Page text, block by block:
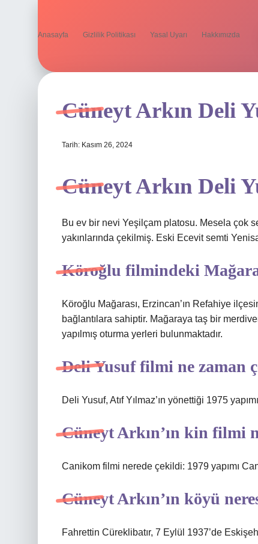
Anasayfa Gizlilik Politikası Yasal Uyarı Hakkımızda
Cüneyt Arkın Deli
Tarih: Kasım 26, 2024
Cüneyt Arkın Deli
Bu ev bir nevi Yeşilçam platosu. Mesela çok
yakınlarında çekilmiş. Eski Ecevit semti
Köroğlu filmindeki
Köroğlu Mağarası, Erzincan’ın Refahiye
bağlantılara sahiptir. Mağaraya taş bir
yapılmış oturma yerleri bulunmaktadır.
Deli Yusuf filmi ne zaman
Deli Yusuf, Atıf Yılmaz’ın yönettiği 1975
Cüneyt Arkın’ın kin filmi
Canikom filmi nerede çekildi: 1979 yapımı
Cüneyt Arkın’ın köyü
Fahrettin Cüreklibatır, 7 Eylül 1937’de